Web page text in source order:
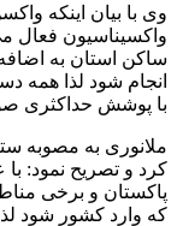
وی با بیان اینکه
واکسیناسیون فعال
ساکن استان به
انجام شود لذا همه
با پوشش حداکثری
ملانوری به مصوبه
کرد و تصریح نمود:
پاکستان و برخی
که وارد کشور شود